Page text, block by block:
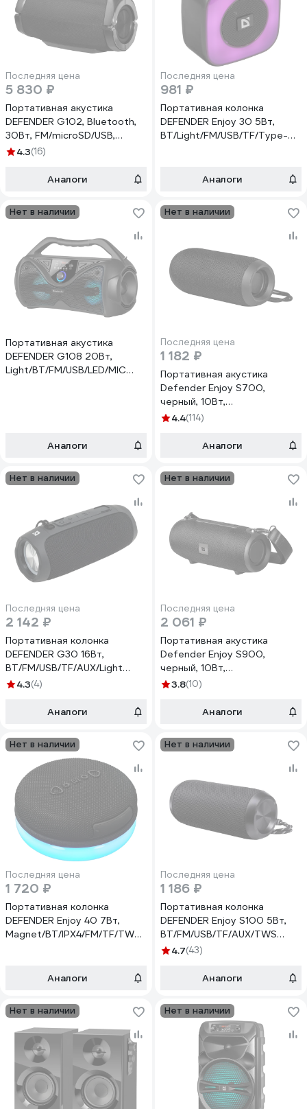
Последняя цена
5 830 ₽
Портативная акустика
DEFENDER G102, Bluetooth,
30Вт, FM/microSD/USB,
65690
4.3(16)
Аналоги
Последняя цена
981 ₽
Портативная колонка
DEFENDER Enjoy 30 5Вт,
BT/Light/FM/USB/TF/Type-C
Аналоги
Нет в наличии
Портативная акустика
DEFENDER G108 20Вт,
Light/BT/FM/USB/LED/MIC
Аналоги
Нет в наличии
Последняя цена
1 182 ₽
Портативная акустика
Defender Enjoy S700,
черный, 10Вт,
BT/FM/TF/USB/AUX 65701
4.4(114)
Аналоги
Нет в наличии
Последняя цена
2 142 ₽
Портативная колонка
DEFENDER G30 16Вт,
BT/FM/USB/TF/AUX/Light
65730
4.3(4)
Аналоги
Нет в наличии
Последняя цена
2 061 ₽
Портативная акустика
Defender Enjoy S900,
черный, 10Вт,
BT/FM/TF/USB/AUX, 65903
3.8(10)
Аналоги
Нет в наличии
Последняя цена
1 720 ₽
Портативная колонка
DEFENDER Enjoy 40 7Вт,
Magnet/BT/IPX4/FM/TF/TWS
Аналоги
Нет в наличии
Последняя цена
1 186 ₽
Портативная колонка
DEFENDER Enjoy S100 5Вт,
BT/FM/USB/TF/AUX/TWS
65101
4.7(43)
Аналоги
Нет в наличии Нет в наличии